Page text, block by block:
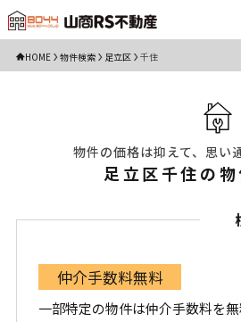
HOME 物件検索 足立区 千住
物件の価格は抑えて、思い
足立区千住の
仲介手数料無料
一部特定の物件は仲介手数料を